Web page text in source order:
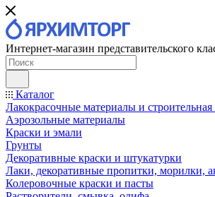
Интернет-магазин представительского
Каталог
Лакокрасочные материалы и
Аэрозольные материалы
Краски и эмали
Грунты
Декоративные краски и штукатурки
Лаки, декоративные пропитки, морилки,
Колеровочные краски и пасты